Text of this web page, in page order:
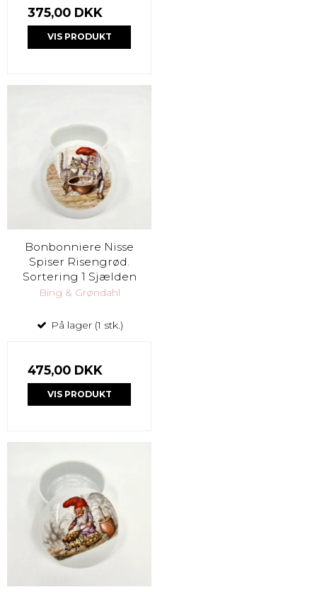
375,00 DKK
VIS PRODUKT
Bonbonniere Nisse
Spiser Risengrød.
Sortering 1 Sjælden
Bing & Grøndahl
På lager (1 stk.)
475,00 DKK
VIS PRODUKT